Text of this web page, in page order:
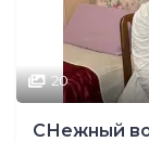
20
СНежный